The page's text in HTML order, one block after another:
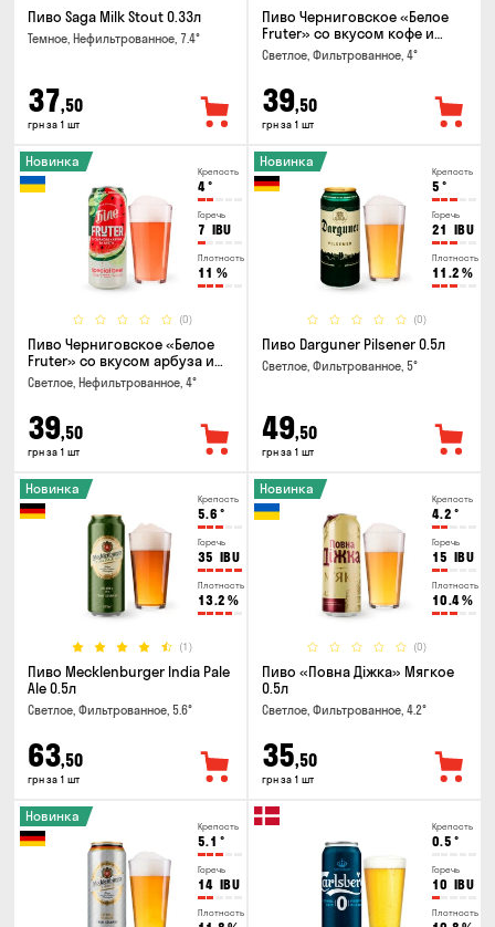
Пиво Saga Milk Stout 0.33л
Темное, Нефильтрованное, 7.4°
37,50
грн за 1 шт
Пиво Черниговское «Белое
Fruter» со вкусом кофе и
апельсина 0.5 л
Светлое, Фильтрованное, 4°
39,50
грн за 1 шт
Крепость
4°
Горечь
7 IBU
Плотность
11 %
(0)
Новинка
Пиво Черниговское «Белое
Fruter» со вкусом арбуза и
мяты 0.5л
Светлое, Нефильтрованное, 4°
39,50
грн за 1 шт
Крепость
5 °
Горечь
21 IBU
Плотность
11.2 %
(0)
Новинка
Пиво Darguner Pilsener 0.5л
Светлое, Фильтрованное, 5°
49,50
грн за 1 шт
Крепость
5.6 °
Горечь
35 IBU
Плотность
13.2 %
(1)
Новинка
Пиво Mecklenburger India Pale
Ale 0.5л
Светлое, Фильтрованное, 5.6°
63,50
грн за 1 шт
Крепость
4.2 °
Горечь
15 IBU
Плотность
10.4%
(0)
Новинка
Пиво «Повна Діжка» Мягкое
0.5л
Светлое, Фильтрованное, 4.2°
35,50
грн за 1 шт
Крепость
5.1 °
Горечь
14 IBU
Плотность
Новинка
Крепость
0.5 °
Горечь
10 IBU
Плотность